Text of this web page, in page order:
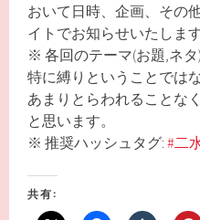
おいて日時、企画、その
イトでお知らせいたします
※ 各回のテーマ(お題,ネタ
特に縛りということでは
あまりとらわれることな
と思います。
※ 推奨ハッシュタグ:#二
共有: